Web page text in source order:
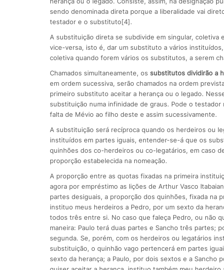
sendo denominada direta porque a liberalidade vai
testador e o substituto[4].
A substituição direta se subdivide em singular,
vice-versa, isto é, dar um substituto a vários
coletiva quando forem vários os substitutos, a serem
Chamados simultaneamente, os substitutos dividirão a
em ordem sucessiva, serão chamados na ordem
primeiro substituto aceitar a herança ou o legado.
substituição numa infinidade de graus. Pode o
falta de Mévio ao filho deste e assim sucessivamente.
A substituição será recíproca quando os herdeiros ou
instituídos em partes iguais, entender-se-á que os
quinhões dos co-herdeiros ou co-legatários, em caso
proporção estabelecida na nomeação.
A proporção entre as quotas fixadas na primeira
agora por empréstimo as lições de Arthur Vasco
partes desiguais, a proporção dos quinhões, fixada na
instituo meus herdeiros a Pedro, por um sexto da
todos três entre si. No caso que faleça Pedro, ou não
maneira: Paulo terá duas partes e Sancho três partes;
segunda. Se, porém, com os herdeiros ou legatários
substituição, o quinhão vago pertencerá em partes
sexto da herança; a Paulo, por dois sextos e a